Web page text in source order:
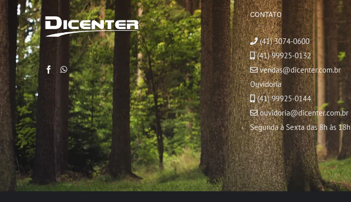
CONTATO
(41) 3074-0600
(41) 99925-0132
vendas@dicenter.com.br
Ouvidoria
(41) 99925-0144
ouvidoria@dicenter.com.br
Segunda à Sexta das 8h às 18h